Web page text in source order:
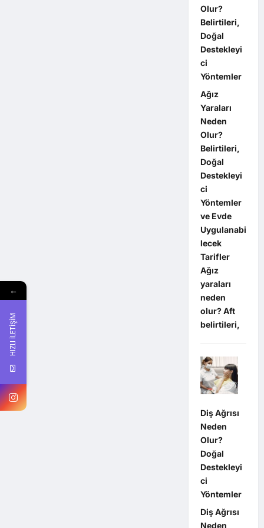
Olur?
Belirtileri,
Doğal
Destekleyi
ci
Yöntemler
Ağız
Yaraları
Neden
Olur?
Belirtileri,
Doğal
Destekleyi
ci
Yöntemler
ve Evde
Uygulanabi
lecek
Tarifler
Ağız
yaraları
neden
olur? Aft
belirtileri,
Diş Ağrısı
Neden
Olur?
Doğal
Destekleyi
ci
Yöntemler
Diş Ağrısı
Neden
←
HIZLI İLETİŞİM